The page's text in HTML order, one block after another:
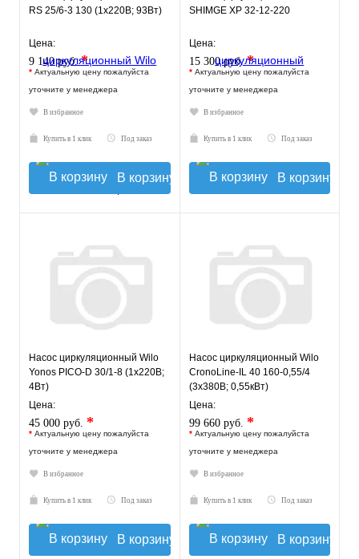
RS 25/6-3 130 (1х220В; 93Вт)
Цена:
9 140 руб.*
* Актуальную цену пожалуйста
уточните у менеджера
В избранное
Купить в 1 клик Под заказ
В корзину
SHIMGE XP 32-12-220
Цена:
15 300 руб.*
* Актуальную цену пожалуйста
уточните у менеджера
В избранное
Купить в 1 клик Под заказ
В корзину
Насос циркуляционный Wilo
Yonos PICO-D 30/1-8 (1х220В;
4Вт)
Цена:
45 000 руб. *
* Актуальную цену пожалуйста
уточните у менеджера
В избранное
Купить в 1 клик Под заказ
В корзину
Насос циркуляционный Wilo
CronoLine-IL 40 160-0,55/4
(3х380В; 0,55кВт)
Цена:
99 660 руб. *
* Актуальную цену пожалуйста
уточните у менеджера
В избранное
Купить в 1 клик Под заказ
В корзину